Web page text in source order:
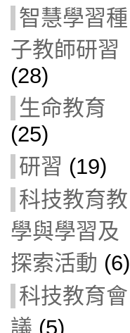
智慧學習種
子教師研習
(28)
生命教育
(25)
研習 (19)
科技教育教
學與學習及
探索活動 (6)
科技教育會
議 (5)